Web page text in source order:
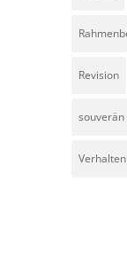
Revision
souverän
Verhalten